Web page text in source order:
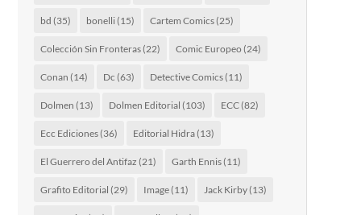
bd (35) bonelli(15) Cartem Comics(25)
Colección Sin Fronteras(22) Comic Europeo (24)
Conan (14) Dc (63) Detective Comics(11)
Dolmen (13) Dolmen Editorial (103) ECC(82)
Ecc Ediciones(36) Editorial Hidra(13)
El Guerrero del Antifaz (21) Garth Ennis(11)
Grafito Editorial (29) Image(11) Jack Kirby(13)